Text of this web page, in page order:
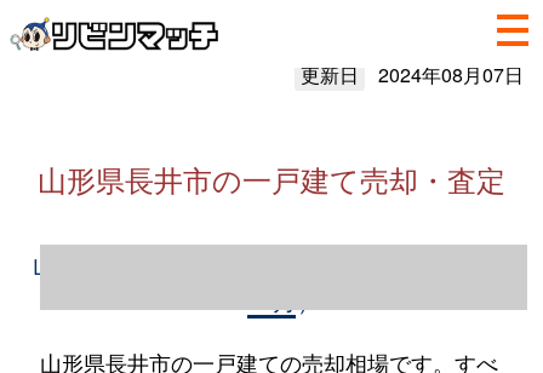
更新日 2024年08月07日
山形県長井市の一戸建て売却・査定
山形県長井市の一戸建て売却情報（2023年1
山形県長井市の一戸建ての売却相場です。すべ